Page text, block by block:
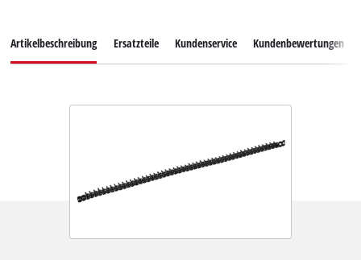
Artikelbeschreibung Ersatzteile Kundenservice Kundenbewertungen